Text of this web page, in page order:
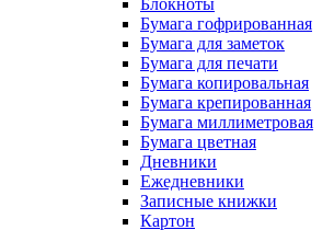
Блокноты
Бумага гофрированная
Бумага для заметок
Бумага для печати
Бумага копировальная
Бумага крепированная
Бумага миллиметровая
Бумага цветная
Дневники
Ежедневники
Записные книжки
Картон